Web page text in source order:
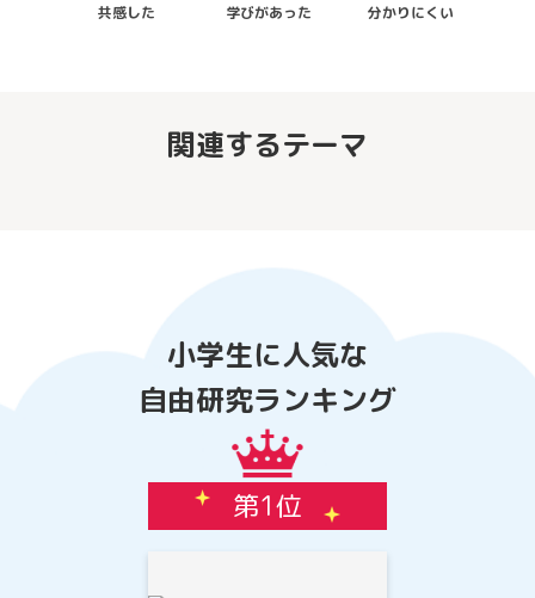
共感した 学びがあった 分かりにくい
関連するテーマ
小学生に人気な
自由研究ランキング
第1位